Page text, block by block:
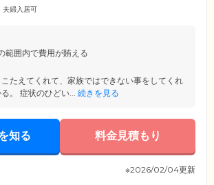
安心してお過ごしできる環境づくりに努めています。た
積極的に開催しています。
夫婦入居可
範囲内で費用が賄える
たえてくれて、家族ではできない事をしてくれ
。 症状のひどい... 続きを見る
知る 料金見積もり
※2026/02/04更新